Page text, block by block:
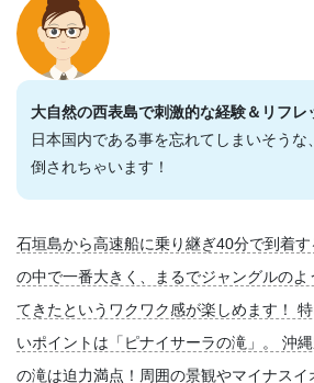
大自然の西表島で刺激的な経験＆リフレ
日本国内である事を忘れてしまいそう
倒されちゃいます！
石垣島から高速船に乗り継ぎ40分で到着
の中で一番大きく、まるでジャングルのよ
てきたというワクワク感が楽しめます！
いポイントは「ピナイサーラの滝」。 沖
の滝は迫力満点！周囲の景観やマイナスイ